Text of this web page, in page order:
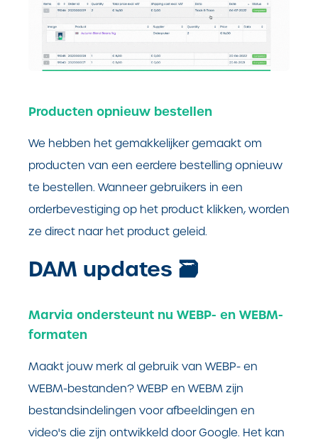
Producten opnieuw bestellen
We hebben het gemakkelijker gemaakt om
producten van een eerdere bestelling opnieuw
te bestellen. Wanneer gebruikers in een
orderbevestiging op het product klikken, worden
ze direct naar het product geleid.
DAM updates 🗃️
Marvia ondersteunt nu WEBP- en WEBM-
formaten
Maakt jouw merk al gebruik van WEBP- en
WEBM-bestanden? WEBP en WEBM zijn
bestandsindelingen voor afbeeldingen en
video's die zijn ontwikkeld door Google. Het kan